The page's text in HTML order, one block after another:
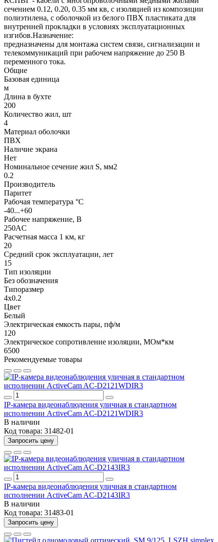
сечением 0.12, 0.20, 0.35 мм кв, с изоляцией из композиции
полиэтилена, с оболочкой из белого ПВХ пластиката для
внутренней прокладки в условиях эксплуатационных
изгибов.Назначение:
предназначены для монтажа систем связи, сигнализации и
телекоммуникаций при рабочем напряжение до 250 В
переменного тока.
Общие
Базовая единица
м
Длина в бухте
200
Количество жил, шт
4
Материал оболочки
ПВХ
Наличие экрана
Нет
Номинальное сечение жил S, мм2
0.2
Производитель
Паритет
Рабочая температура °C
-40...+60
Рабочее напряжение, В
250AC
Расчетная масса 1 км, кг
20
Средний срок эксплуатации, лет
15
Тип изоляции
Без обозначения
Типоразмер
4x0.2
Цвет
Белый
Электрическая емкость пары, пф/м
120
Электрическое сопротивление изоляции, МОм*км
6500
Рекомендуемые товары
IP-камера видеонаблюдения уличная в стандартном
исполнении ActiveCam AC-D2121WDIR3
В наличии
Код товара: 31482-01
Запросить цену
IP-камера видеонаблюдения уличная в стандартном
исполнении ActiveCam AC-D2143IR3
В наличии
Код товара: 31483-01
Запросить цену